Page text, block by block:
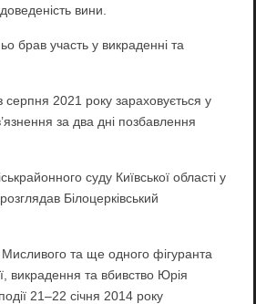
вини.
брав участь у викраденні та
2021 року зараховується у
за два дні позбавлення
суду Київської області у
Білоцерківський
та ще одного фігуранта
викрадення та вбивство Юрія
21–22 січня 2014 року